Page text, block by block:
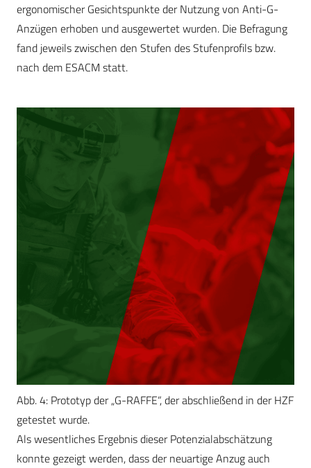
ergonomischer Gesichtspunkte der Nutzung von Anti-G-
Anzügen erhoben und ausgewertet wurden. Die Befragung
fand jeweils zwischen den Stufen des Stufenprofils bzw.
nach dem ESACM statt.
Abb. 4: Prototyp der „G-RAFFE“, der abschließend in der HZF
getestet wurde.
Als wesentliches Ergebnis dieser Potenzialabschätzung
konnte gezeigt werden, dass der neuartige Anzug auch